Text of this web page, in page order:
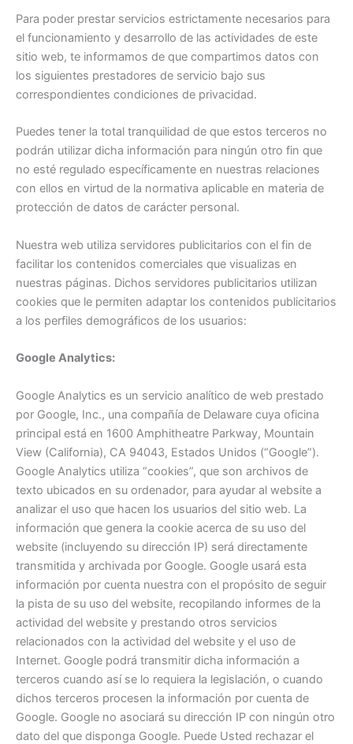
Para poder prestar servicios estrictamente necesarios para
el funcionamiento y desarrollo de las actividades de este
sitio web, te informamos de que compartimos datos con
los siguientes prestadores de servicio bajo sus
correspondientes condiciones de privacidad.
Puedes tener la total tranquilidad de que estos terceros no
podrán utilizar dicha información para ningún otro fin que
no esté regulado específicamente en nuestras relaciones
con ellos en virtud de la normativa aplicable en materia de
protección de datos de carácter personal.
Nuestra web utiliza servidores publicitarios con el fin de
facilitar los contenidos comerciales que visualizas en
nuestras páginas. Dichos servidores publicitarios utilizan
cookies que le permiten adaptar los contenidos publicitarios
a los perfiles demográficos de los usuarios:
Google Analytics:
Google Analytics es un servicio analítico de web prestado
por Google, Inc., una compañía de Delaware cuya oficina
principal está en 1600 Amphitheatre Parkway, Mountain
View (California), CA 94043, Estados Unidos (“Google”).
Google Analytics utiliza “cookies”, que son archivos de
texto ubicados en su ordenador, para ayudar al website a
analizar el uso que hacen los usuarios del sitio web. La
información que genera la cookie acerca de su uso del
website (incluyendo su dirección IP) será directamente
transmitida y archivada por Google. Google usará esta
información por cuenta nuestra con el propósito de seguir
la pista de su uso del website, recopilando informes de la
actividad del website y prestando otros servicios
relacionados con la actividad del website y el uso de
Internet. Google podrá transmitir dicha información a
terceros cuando así se lo requiera la legislación, o cuando
dichos terceros procesen la información por cuenta de
Google. Google no asociará su dirección IP con ningún otro
dato del que disponga Google. Puede Usted rechazar el